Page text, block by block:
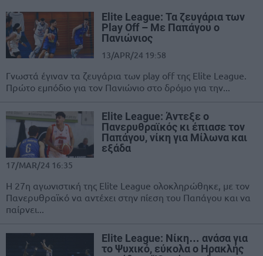
Elite League: Τα ζευγάρια των
Play Off – Με Παπάγου ο
Πανιώνιος
13/APR/24 19:58
Γνωστά έγιναν τα ζευγάρια των play off της Elite League.
Πρώτο εμπόδιο για τον Πανιώνιο στο δρόμο για την...
Elite League: Άντεξε ο
Πανερυθραϊκός κι έπιασε τον
Παπάγου, νίκη για Μίλωνα και
εξάδα
17/MAR/24 16:35
Η 27η αγωνιστική της Elite League ολοκληρώθηκε, με τον
Πανερυθραϊκό να αντέχει στην πίεση του Παπάγου και να
παίρνει...
Elite League: Νίκη… ανάσα για
το Ψυχικό, εύκολα ο Ηρακλής